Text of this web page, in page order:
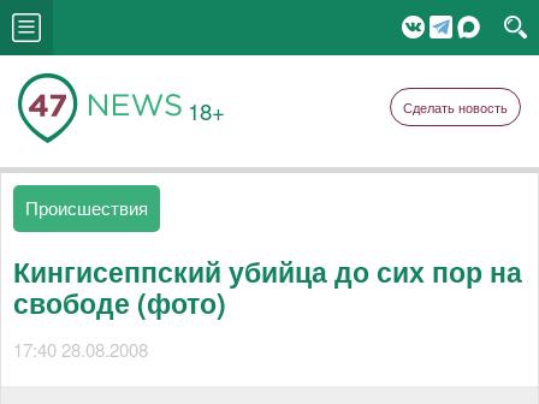
18+ Сделать новость
Происшествия
Кингисеппский убийца до сих пор на
свободе (фото)
17:40 28.08.2008